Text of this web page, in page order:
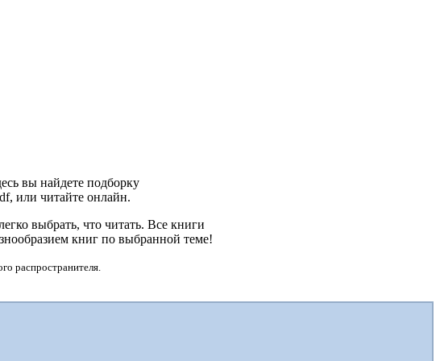
вы найдете подборку
или читайте онлайн.
выбрать, что читать. Все книги
книг по выбранной теме!
распространителя.